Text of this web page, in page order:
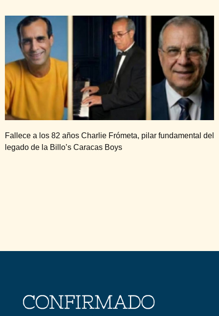
Fallece a los 82 años Charlie Frómeta, pilar fundamental del
legado de la Billo’s Caracas Boys